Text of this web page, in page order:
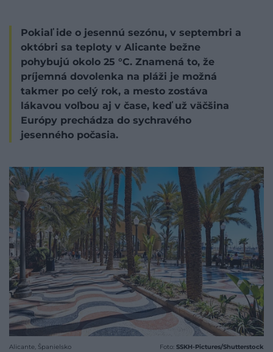
Pokiaľ ide o jesennú sezónu, v septembri a
októbri sa teploty v Alicante bežne
pohybujú okolo 25 °C. Znamená to, že
príjemná dovolenka na pláži je možná
takmer po celý rok, a mesto zostáva
lákavou voľbou aj v čase, keď už väčšina
Európy prechádza do sychravého
jesenného počasia.
Alicante, Španielsko Foto: SSKH-Pictures/Shutterstock